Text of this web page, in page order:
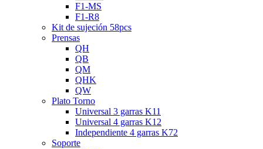
F1-MS
F1-R8
Kit de sujeción 58pcs
Prensas
QH
QB
QM
QHK
QW
Plato Torno
Universal 3 garras K11
Universal 4 garras K12
Independiente 4 garras K72
Soporte